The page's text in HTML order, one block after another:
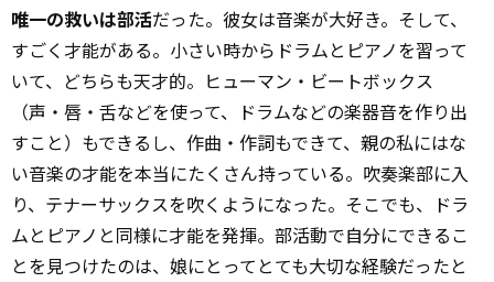
唯一の救いは部活だった。彼女は音楽が大好き。そして、
すごく才能がある。小さい時からドラムとピアノを習って
いて、どちらも天才的。ヒューマン・ビートボックス
（声・唇・舌などを使って、ドラムなどの楽器音を作り出
すこと）もできるし、作曲・作詞もできて、親の私にはな
い音楽の才能を本当にたくさん持っている。吹奏楽部に入
り、テナーサックスを吹くようになった。そこでも、ドラ
ムとピアノと同様に才能を発揮。部活動で自分にできるこ
とを見つけたのは、娘にとってとても大切な経験だったと